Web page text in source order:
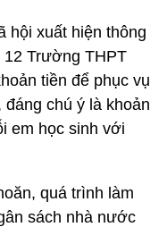
hội xuất hiện thông
Trường THPT
tiền để phục vụ
đáng chú ý là khoản
em học sinh với
quá trình làm
sách nhà nước